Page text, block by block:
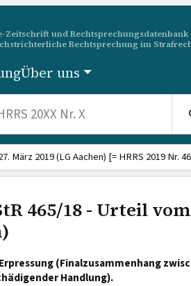
Zeitschrift und Rechtsprechungsdatenbank
Rechtsprechung im
Über uns
März 2019 (LG Aachen) [= HRRS 2019 Nr.
465/18 - Urteil
(Finalzusammenhang
Handlung).